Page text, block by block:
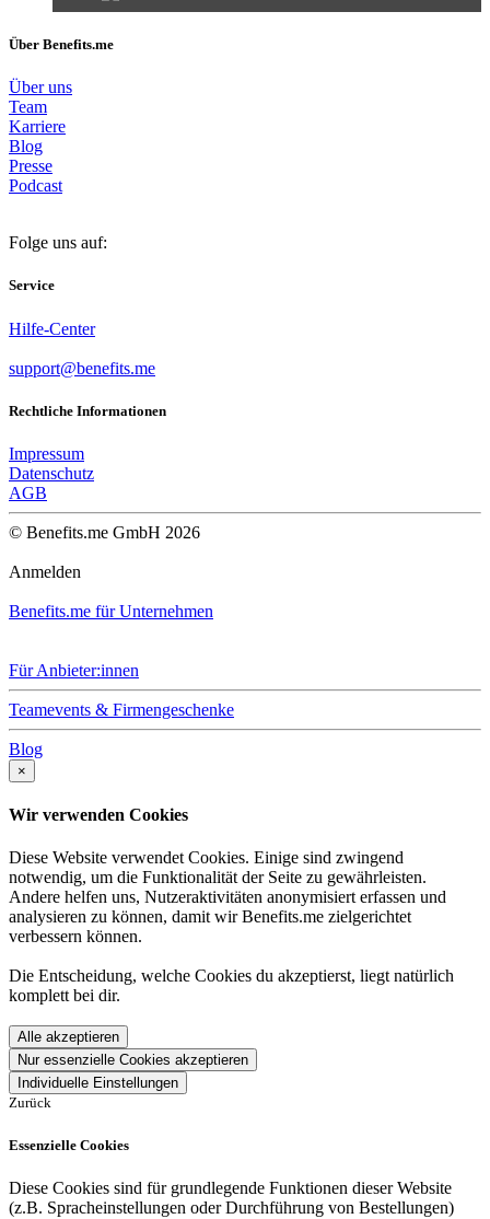
Über Benefits.me
Über uns
Team
Karriere
Blog
Presse
Podcast
Folge uns auf:
Service
Hilfe-Center
support@benefits.me
Rechtliche Informationen
Impressum
Datenschutz
AGB
© Benefits.me GmbH 2026
Anmelden
Benefits.me für Unternehmen
Für Anbieter:innen
Teamevents & Firmengeschenke
Blog
×
Wir verwenden Cookies
Diese Website verwendet Cookies. Einige sind zwingend
notwendig, um die Funktionalität der Seite zu gewährleisten.
Andere helfen uns, Nutzeraktivitäten anonymisiert erfassen und
analysieren zu können, damit wir Benefits.me zielgerichtet
verbessern können.
Die Entscheidung, welche Cookies du akzeptierst, liegt natürlich
komplett bei dir.
Alle akzeptieren
Nur essenzielle Cookies akzeptieren
Individuelle Einstellungen
Zurück
Essenzielle Cookies
Diese Cookies sind für grundlegende Funktionen dieser Website
(z.B. Spracheinstellungen oder Durchführung von Bestellungen)